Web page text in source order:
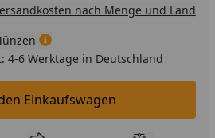
nach Menge und Land
4-6 Werktage in Deutschland
In den Einkaufswagen legen
Einkaufswagen